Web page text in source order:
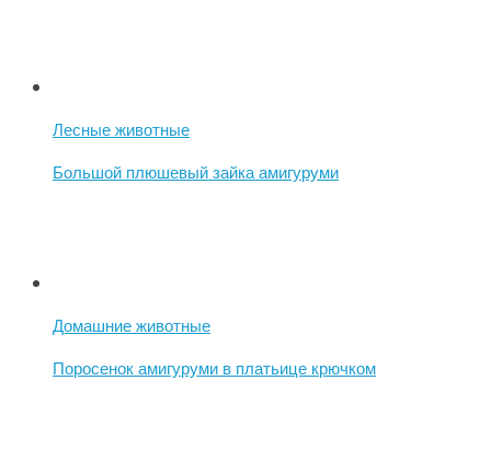
Лесные животные
Большой плюшевый зайка амигуруми
Домашние животные
Поросенок амигуруми в платьице крючком